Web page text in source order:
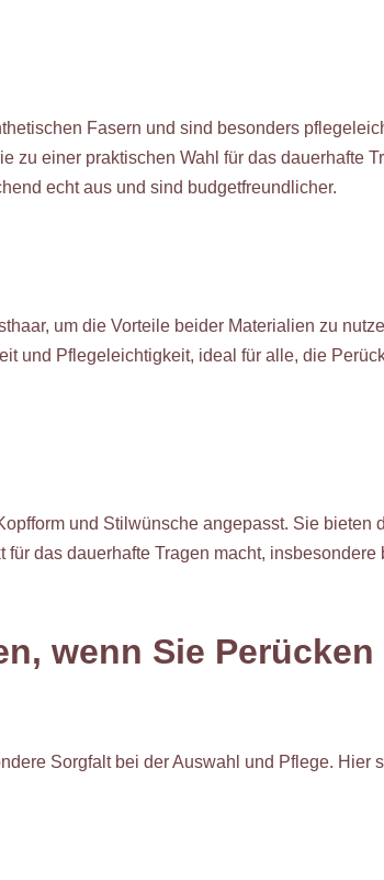
Fasern und sind besonders
zu einer praktischen Wahl für das dauerhafte
echt aus und sind budgetfreundlicher.
um die Vorteile beider Materialien zu
und Pflegeleichtigkeit, ideal für alle, die
und Stilwünsche angepasst. Sie bieten
das dauerhafte Tragen macht, insbesondere
wenn Sie Perücken
Sorgfalt bei der Auswahl und Pflege. Hier